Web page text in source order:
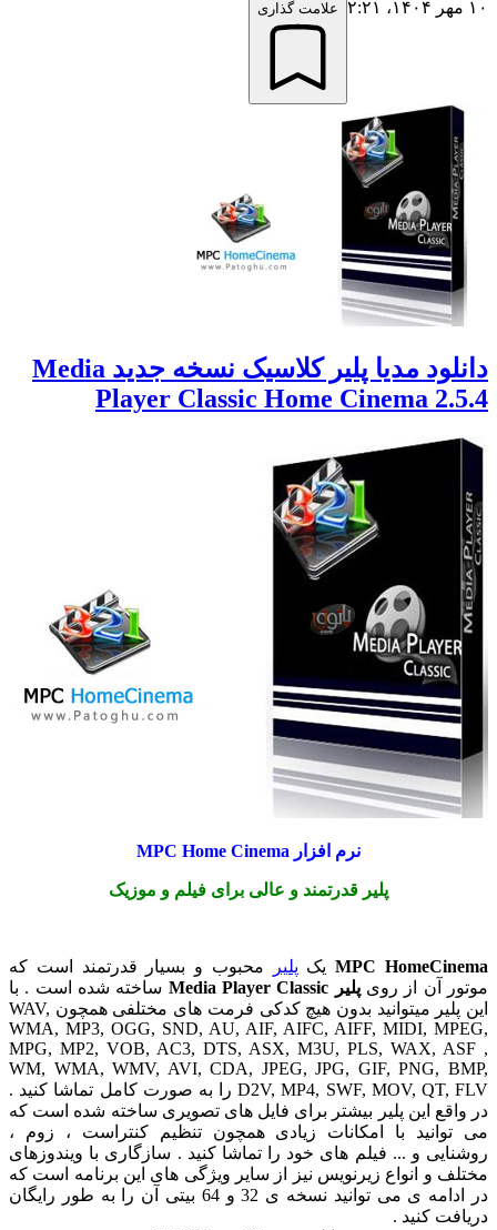
علامت گذاری
دانلود مدیا پلیر کلاسیک نسخه جدید Media
Player Classic Home Cinema
نرم افزار MPC Home Cinema
پلیر قدرتمند و عالی برای فیلم و موزیک
MPC یکپلیرمحبوب و بسیار قدرتمند است که
آن از روی پلیر Media Player Classic
ساخته شده است . با
این پلیر میتوانید بدون هیچ کدکی فرمت های مختلفی همچون WAV,
WMA, MP3, OGG, SND, AU, AIF, AIFC, AIFF, MIDI,
MPG, MP2, VOB, AC3, DTS, ASX, M3U, PLS, WAX,
WM, WMA, WMV, AVI, CDA, JPEG, JPG, GIF, PNG,
D2V, MP4, SWF, MOV, QT, FLV را به صورت کامل تماشا کنید .
این پلیر بیشتر برای فایل های تصویری ساخته شده است که
با امکانات زیادی همچون تنظیم کنتراست ، زوم ،
و ... فیلم های خود را تماشا کنید . سازگاری با ویندوزهای
و انواع زیرنویس نیز از سایر ویژگی های این برنامه است که
در ادامه ی می توانید نسخه ی 32 و 64 بیتی آن را به طور رایگان
کنید .